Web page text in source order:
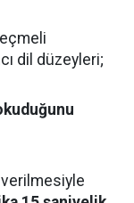
dil düzeyleri;